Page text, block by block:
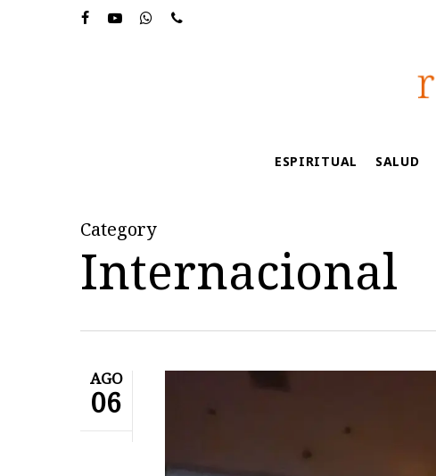
ESPIRITUAL SALUD
Category
Internacional
AGO
06